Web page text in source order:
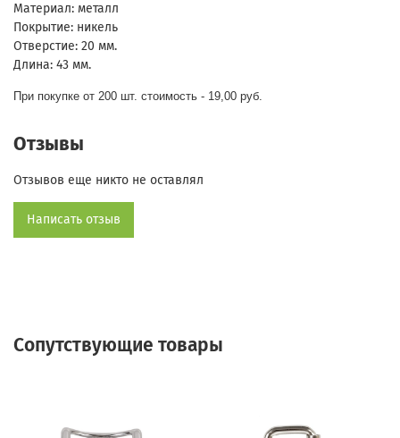
Материал: металл
Покрытие: никель
Отверстие: 20 мм.
Длина: 43 мм.
При покупке от 200 шт. стоимость - 19,00 руб.
Отзывы
Отзывов еще никто не оставлял
Написать отзыв
Сопутствующие товары